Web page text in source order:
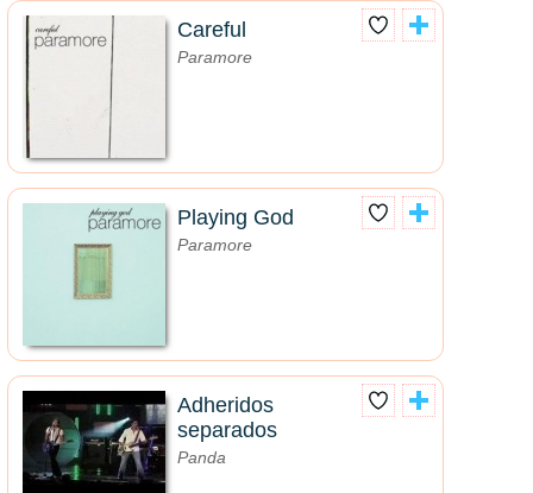
Careful
Paramore
Playing God
Paramore
Adheridos
separados
Panda